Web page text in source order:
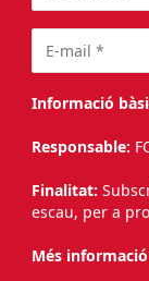
Informació
Responsable:
Finalitat:
escau, per a
Més